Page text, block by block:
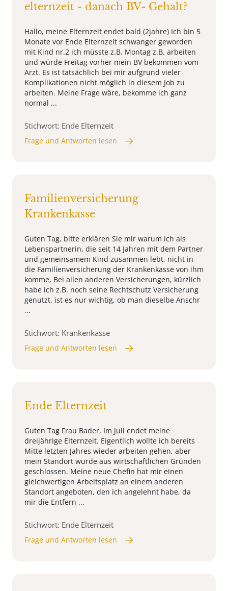
elternzeit - danach BV- Gehalt?
Hallo, meine Elternzeit endet bald (2jahre) Ich bin 5
Monate vor Ende Elternzeit schwanger geworden
mit Kind nr.2 ich müsste z.B. Montag z.B. arbeiten
und würde Freitag vorher mein BV bekommen vom
Arzt. Es ist tatsächlich bei mir aufgrund vieler
Komplikationen nicht möglich in diesem Job zu
arbeiten. Meine Frage wäre, bekomme ich ganz
normal ...
Stichwort: Ende Elternzeit
Frage und Antworten lesen
Familienversicherung
Krankenkasse
Guten Tag, bitte erklären Sie mir warum ich als
Lebenspartnerin, die seit 14 Jahren mit dem Partner
und gemeinsamem Kind zusammen lebt, nicht in
die Familienversicherung der Krankenkasse von ihm
komme, Bei allen anderen Versicherungen, kürzlich
habe ich z.B. noch seine Rechtschutz Versicherung
genutzt, ist es nur wichtig, ob man dieselbe Anschr
...
Stichwort: Krankenkasse
Frage und Antworten lesen
Ende Elternzeit
Guten Tag Frau Bader, Im Juli endet meine
dreijährige Elternzeit. Eigentlich wollte ich bereits
Mitte letzten Jahres wieder arbeiten gehen, aber
mein Standort wurde aus wirtschaftlichen Gründen
geschlossen. Meine neue Chefin hat mir einen
gleichwertigen Arbeitsplatz an einem anderen
Standort angeboten, den ich angelehnt habe, da
mir die Entfern ...
Stichwort: Ende Elternzeit
Frage und Antworten lesen